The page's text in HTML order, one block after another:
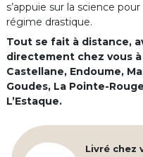
s’appuie sur la science
régime drastique.
Tout se fait à distance,
directement chez vous
Castellane, Endoume,
Goudes, La Pointe-
L’Estaque.
Livré chez